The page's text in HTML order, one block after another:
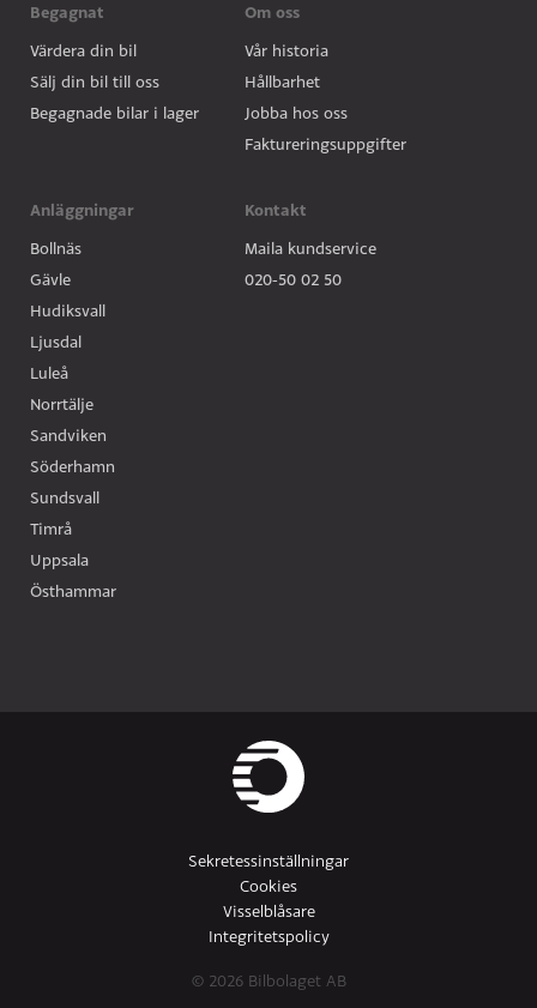
Begagnat
Värdera din bil
Sälj din bil till oss
Begagnade bilar i lager
Anläggningar
Bollnäs
Gävle
Hudiksvall
Ljusdal
Luleå
Norrtälje
Sandviken
Söderhamn
Sundsvall
Timrå
Uppsala
Östhammar
Om oss
Vår historia
Hållbarhet
Jobba hos oss
Faktureringsuppgifter
Kontakt
Maila kundservice
020-50 02 50
Sekretessinställningar
Cookies
Visselblåsare
Integritetspolicy
© 2026 Bilbolaget AB